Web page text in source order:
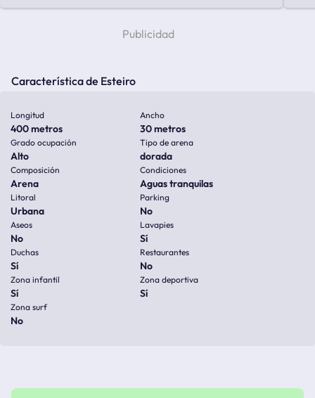
Característica de Esteiro
Longitud
400 metros
Ancho
30 metros
Grado ocupación
Alto
Tipo de arena
dorada
Composición
Arena
Condiciones
Aguas tranquilas
Litoral
Urbana
Parking
No
Aseos
No
Lavapies
Sí
Duchas
Sí
Restaurantes
No
Zona infantil
Sí
Zona deportiva
Sí
Zona surf
No